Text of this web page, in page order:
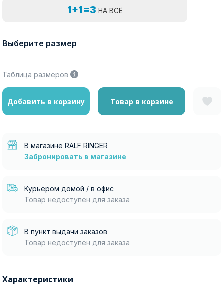
1+1=3 НА ВСЁ
Выберите размер
Таблица размеров
Добавить в корзину Товар в корзине
В магазине RALF RINGER
Забронировать в магазине
Курьером домой / в офис
Товар недоступен для заказа
В пункт выдачи заказов
Товар недоступен для заказа
Характеристики